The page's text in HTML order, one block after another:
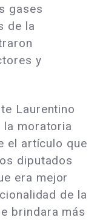
gases
de la
y
Laurentino
moratoria
el artículo que
diputados
era mejor
de la
brindara más